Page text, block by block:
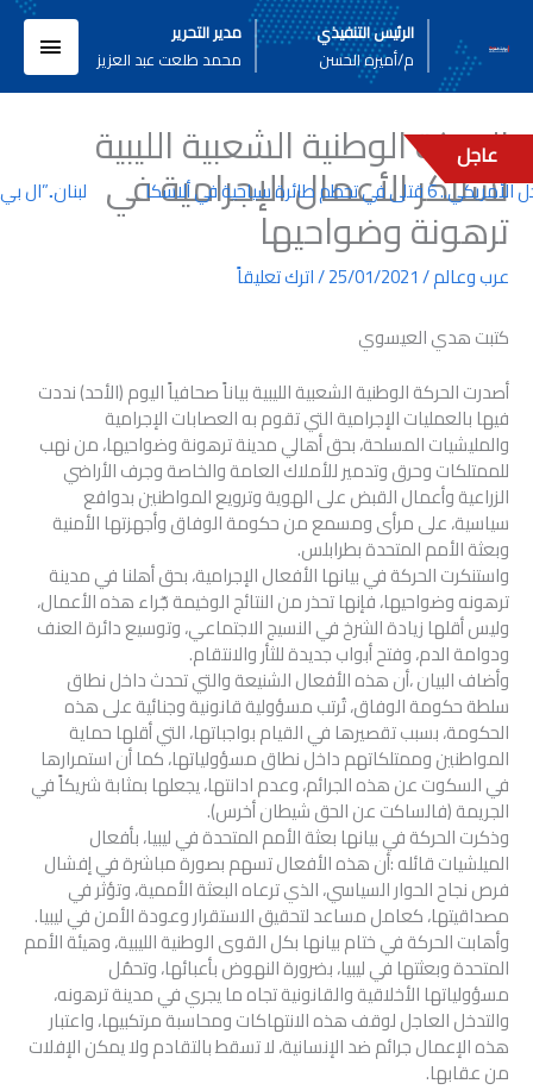
المحتوى
الرئيس التنفيذي
م/أميره الحسن
مدير التحرير
محمد طلعت عبد العزيز
عاجل
طائرة سياحية في ألاسكا لبنان..”ال
الحركة الوطنية الشعبية الليبية
تستنكر الأعمال الإجرامية في
ترهونة وضواحيها
عرب وعالم/
25/01/2021
/اترك تعليقاً
كتبت هدي العيسوي
أصدرت الحركة الوطنية الشعبية الليبية بياناً صحافياً اليوم (الأحد) نددت
فيها بالعمليات الإجرامية التي تقوم به العصابات الإجرامية
والمليشيات المسلحة، بحق أهالي مدينة ترهونة وضواحيها، من نهب
للممتلكات وحرق وتدمير للأملاك العامة والخاصة وجرف الأراضي
الزراعية وأعمال القبض على الهوية وترويع المواطنين بدوافع
سياسية، على مرأى ومسمع من حكومة الوفاق وأجهزتها الأمنية
وبعثة الأمم المتحدة بطرابلس.
واستنكرت الحركة في بيانها الأفعال الإجرامية، بحق أهلنا في مدينة
ترهونه وضواحيها، فإنها تحذر من النتائج الوخيمة جّراء هذه الأعمال،
وليس أقلها زيادة الشرخ في النسيج الاجتماعي، وتوسيع دائرة العنف
ودوامة الدم، وفتح أبواب جديدة للثأر والانتقام.
وأضاف البيان ،أن هذه الأفعال الشنيعة والتي تحدث داخل نطاق
سلطة حكومة الوفاق، تُرتب مسؤولية قانونية وجنائية على هذه
الحكومة، بسبب تقصيرها في القيام بواجباتها، التي أقلها حماية
المواطنين وممتلكاتهم داخل نطاق مسؤولياتها، كما أن استمرارها
في السكوت عن هذه الجرائم، وعدم ادانتها، يجعلها بمثابة شريكاً في
الجريمة (فالساكت عن الحق شيطان أخرس).
وذكرت الحركة في بيانها بعثة الأمم المتحدة في ليبيا، بأفعال
الميلشيات قائله :أن هذه الأفعال تسهم بصورة مباشرة في إفشال
فرص نجاح الحوار السياسي، الذي ترعاه البعثة الأممية، وتؤثر في
مصداقيتها، كعامل مساعد لتحقيق الاستقرار وعودة الأمن في ليبيا.
وأهابت الحركة في ختام بيانها بكل القوى الوطنية الليبية، وهيئة الأمم
المتحدة وبعثتها في ليبيا، بضرورة النهوض بأعبائها، وتحمُل
مسؤولياتها الأخلاقية والقانونية تجاه ما يجري في مدينة ترهونه،
والتدخل العاجل لوقف هذه الانتهاكات ومحاسبة مرتكبيها، واعتبار
هذه الإعمال جرائم ضد الإنسانية، لا تسقط بالتقادم ولا يمكن الإفلات
من عقابها.